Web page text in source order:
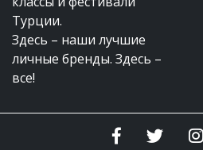
Турции.
Здесь – наши лучшие
личные бренды. Здесь –
все!